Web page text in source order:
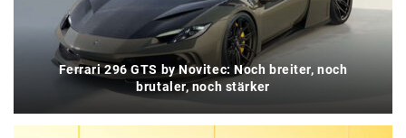
Ferrari 296 GTS by Novitec: Noch breiter, noch
brutaler, noch stärker